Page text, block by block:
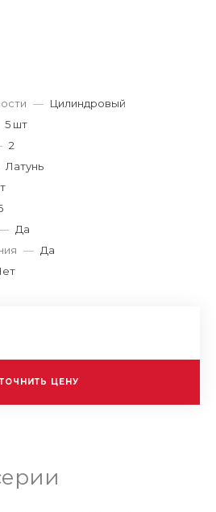
— Цилиндровый
5 шт
2
Латунь
Да
— Да
ЦЕНУ